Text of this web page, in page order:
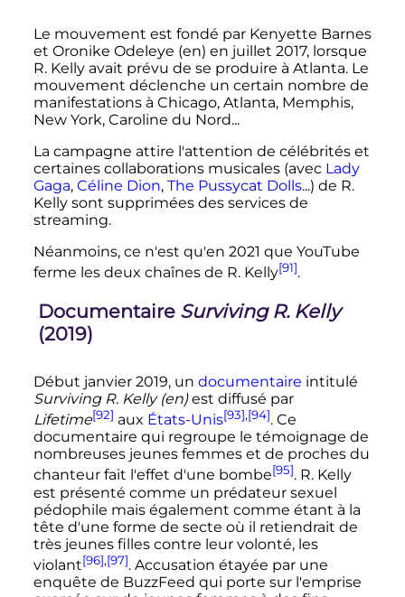
Le mouvement est fondé par Kenyette Barnes
et Oronike Odeleye (en) en juillet 2017, lorsque
R. Kelly avait prévu de se produire à Atlanta. Le
mouvement déclenche un certain nombre de
manifestations à Chicago, Atlanta, Memphis,
New York, Caroline du Nord...
La campagne attire l'attention de célébrités et
certaines collaborations musicales (avec Lady
Gaga, Céline Dion, The Pussycat Dolls...) de R.
Kelly sont supprimées des services de
streaming.
Néanmoins, ce n'est qu'en 2021 que YouTube
ferme les deux chaînes de R. Kelly[91].
Documentaire Surviving R. Kelly
(2019)
Début janvier 2019, un documentaire intitulé
Surviving R. Kelly (en)est diffusé par
Lifetime[92] aux États-Unis[93],[94]. Ce
documentaire qui regroupe le témoignage de
nombreuses jeunes femmes et de proches du
chanteur fait l'effet d'une bombe[95]. R. Kelly
est présenté comme un prédateur sexuel
pédophile mais également comme étant à la
tête d'une forme de secte où il retiendrait de
très jeunes filles contre leur volonté, les
violant[96],[97]. Accusation étayée par une
enquête de BuzzFeed qui porte sur l'emprise